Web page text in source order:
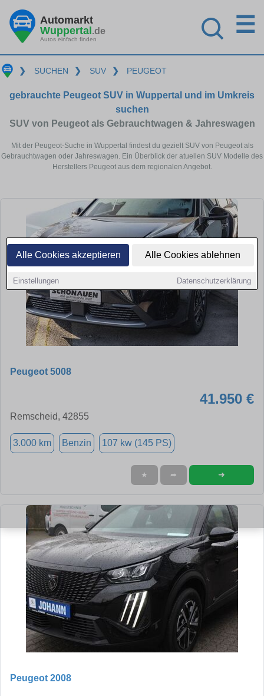
Alle Cookies akzeptieren Alle Cookies ablehnen
Einstellungen Datenschutzerklärung
Automarkt
Wuppertal.de
Autos einfach finden
☰
❯ SUCHEN ❯ SUV ❯ PEUGEOT
gebrauchte Peugeot SUV in Wuppertal und im Umkreis
suchen
SUV von Peugeot als Gebrauchtwagen & Jahreswagen
Mit der Peugeot-Suche in Wuppertal findest du gezielt SUV von Peugeot als
Gebrauchtwagen oder Jahreswagen. Ein Überblick der atuellen SUV Modelle des
Herstellers Peugeot aus dem regionalen Angebot.
Peugeot 5008
41.950 €
Remscheid, 42855
3.000 km Benzin 107 kw (145 PS)
★ ➦ ➜
Peugeot 2008